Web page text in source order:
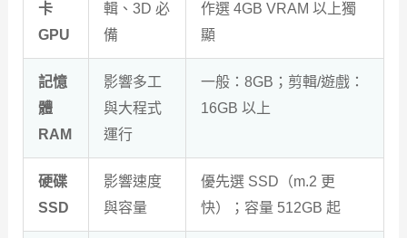
卡
GPU
輯、3D 必
備
作選 4GB VRAM 以上獨
顯
記憶
體
RAM
影響多工
與大程式
運行
一般：8GB；剪輯/遊戲：
16GB 以上
硬碟
SSD
影響速度
與容量
優先選 SSD（m.2 更
快）；容量 512GB 起